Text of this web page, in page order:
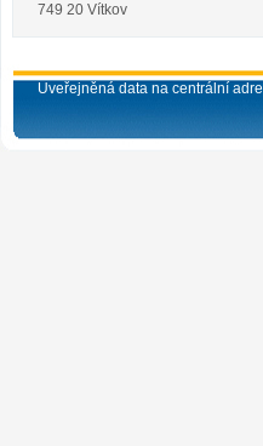
749 20 Vítkov
Uveřejněná data na centrální